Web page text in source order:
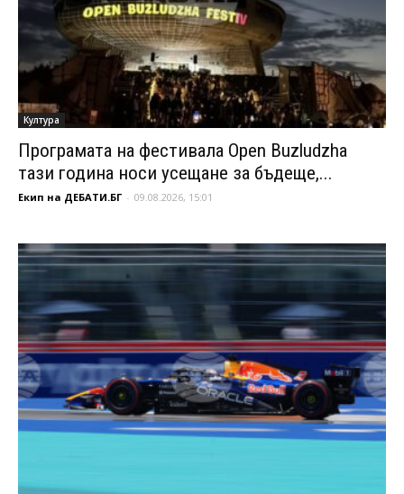
Култура
Програмата на фестивала Open Buzludzha
тази година носи усещане за бъдеще,...
Екип на ДЕБАТИ.БГ - 09.08.2026, 15:01